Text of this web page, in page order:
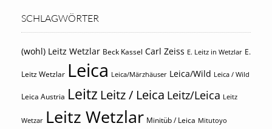
SCHLAGWÖRTER
(wohl) Leitz Wetzlar Beck Kassel Carl Zeiss E. Leitz in Wetzlar E.
Leitz Wetzlar Leica Leica/Märzhäuser Leica/Wild Leica / Wild
Leica Austria Leitz Leitz / Leica Leitz/Leica Leitz
Wetzar Leitz Wetzlar Minitüb / Leica Mitutoyo